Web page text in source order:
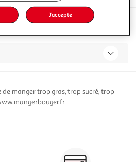
de manger trop gras, trop sucré, trop
J'accepte